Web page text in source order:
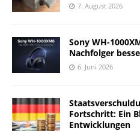
7. August 2026
Sony WH-
Nachfolger
6. Juni 2026
Fortschritt: Ein
Entwicklungen